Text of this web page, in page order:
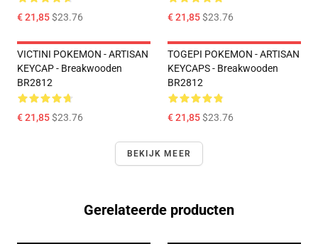
€ 21,85$23.76 € 21,85$23.76
VICTINI POKEMON - ARTISAN
KEYCAP - Breakwooden
BR2812
€ 21,85$23.76
TOGEPI POKEMON - ARTISAN
KEYCAPS - Breakwooden
BR2812
€ 21,85$23.76
BEKIJK MEER
Gerelateerde producten